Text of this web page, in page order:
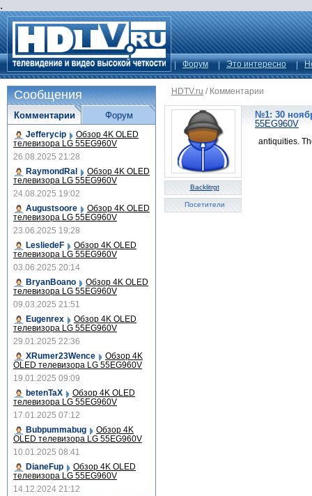
.
Форум Это интересно
HDTV.ru / Комментарии
Backlitrgt
Посетители
№1: 30
55EG960V
antiquities.
Сообщения
Комментарии
Jefferycip Обзор 4K OLED
телевизора LG 55EG960V
26.08.2025 21:28
RaymondRal
Обзор 4K OLED
телевизора LG 55EG960V
24.08.2025 19:02
Augustsoore
Обзор 4K OLED
телевизора LG 55EG960V
23.06.2025 19:28
LesliedeF
Обзор 4K OLED
телевизора LG 55EG960V
03.06.2025 20:14
BryanBoano
Обзор 4K OLED
телевизора LG 55EG960V
09.03.2025 21:51
Eugenrex
Обзор 4K OLED
телевизора LG 55EG960V
29.01.2025 22:36
XRumer23Wence
Обзор 4K
OLED телевизора LG 55EG960V
19.01.2025 09:09
betenTaX
Обзор 4K OLED
телевизора LG 55EG960V
17.01.2025 07:12
Bubpummabug
Обзор 4K
OLED телевизора LG 55EG960V
10.01.2025 08:41
DianeFup
Обзор 4K OLED
телевизора LG 55EG960V
14.12.2024 21:12
Форум